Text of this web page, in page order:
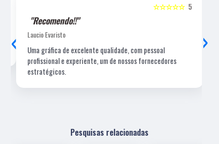
5
☆☆☆☆☆
"Recomendo!!"
Laucio Evaristo
Uma gráfica de excelente qualidade, com pessoal
profissional e experiente, um de nossos fornecedores
estratégicos.
‹ ›
Pesquisas relacionadas